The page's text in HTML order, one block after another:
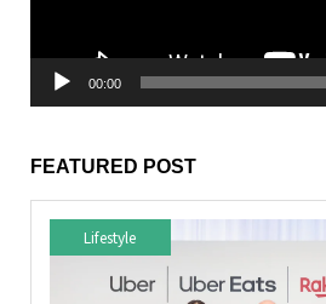
00:00
FEATURED POST
Lifestyle